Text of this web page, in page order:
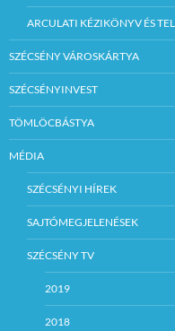
ARCULATI KÉZIKÖNYV ÉS
SZÉCSÉNY VÁROSKÁRTYA
SZÉCSÉNYINVEST
TÖMLÖCBÁSTYA
MÉDIA
SZÉCSÉNYI HÍREK
SAJTÓMEGJELENÉSEK
SZÉCSÉNY TV
2019
2018